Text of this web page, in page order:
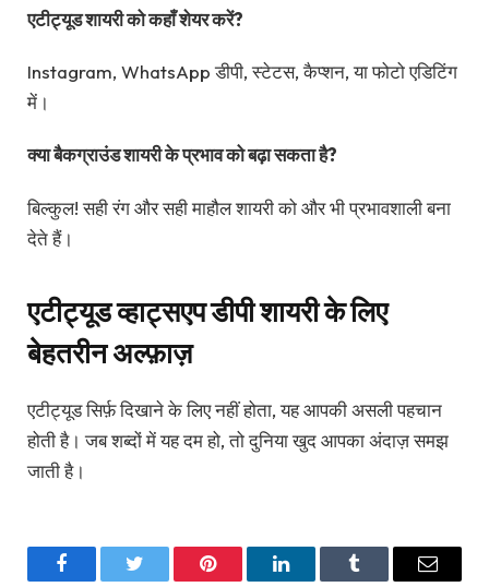
एटीट्यूड शायरी को कहाँ शेयर करें?
Instagram, WhatsApp डीपी, स्टेटस, कैप्शन, या फोटो एडिटिंग
में।
क्या बैकग्राउंड शायरी के प्रभाव को बढ़ा सकता है?
बिल्कुल! सही रंग और सही माहौल शायरी को और भी प्रभावशाली बना
देते हैं।
एटीट्यूड व्हाट्सएप डीपी शायरी के लिए
बेहतरीन अल्फ़ाज़
एटीट्यूड सिर्फ़ दिखाने के लिए नहीं होता, यह आपकी असली पहचान
होती है। जब शब्दों में यह दम हो, तो दुनिया खुद आपका अंदाज़ समझ
जाती है।
FacebookTwitter Pinterest LinkedInTumblr Email